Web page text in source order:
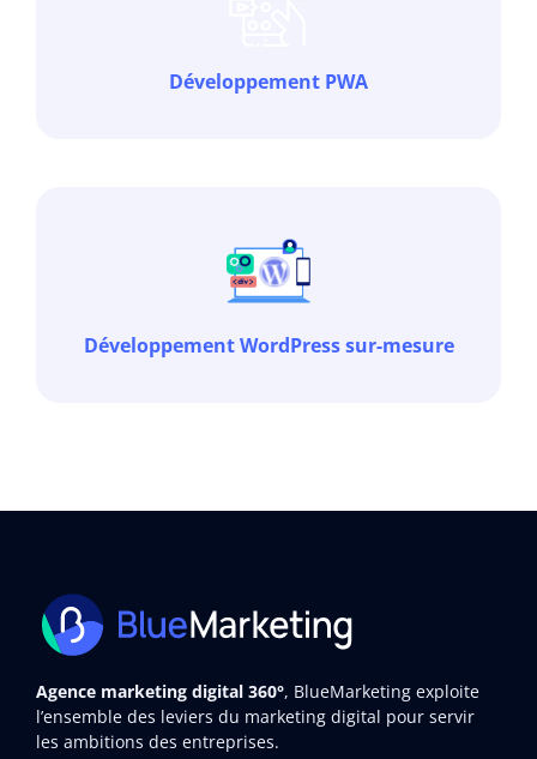
Développement PWA
Développement WordPress sur-mesure
Agence marketing digital 360°, BlueMarketing exploite
l’ensemble des leviers du marketing digital pour servir
les ambitions des entreprises.